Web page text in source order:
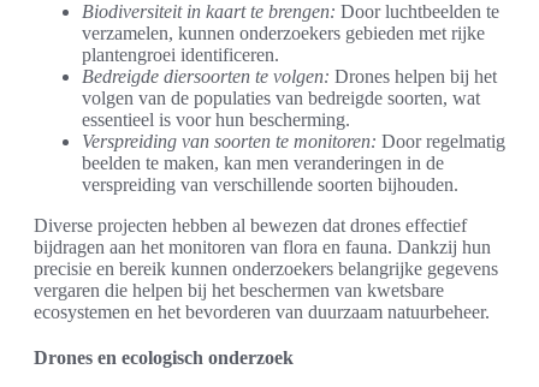
Biodiversiteit in kaart te brengen: Door luchtbeelden te
verzamelen, kunnen onderzoekers gebieden met rijke
plantengroei identificeren.
Bedreigde diersoorten te volgen: Drones helpen bij het
volgen van de populaties van bedreigde soorten, wat
essentieel is voor hun bescherming.
Verspreiding van soorten te monitoren: Door regelmatig
beelden te maken, kan men veranderingen in de
verspreiding van verschillende soorten bijhouden.
Diverse projecten hebben al bewezen dat drones effectief
bijdragen aan het monitoren van flora en fauna. Dankzij hun
precisie en bereik kunnen onderzoekers belangrijke gegevens
vergaren die helpen bij het beschermen van kwetsbare
ecosystemen en het bevorderen van duurzaam natuurbeheer.
Drones en ecologisch onderzoek